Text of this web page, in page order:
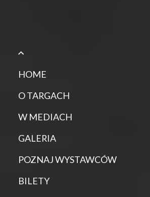
HOME
O TARGACH
W MEDIACH
GALERIA
POZNAJ WYSTAWCÓW
BILETY